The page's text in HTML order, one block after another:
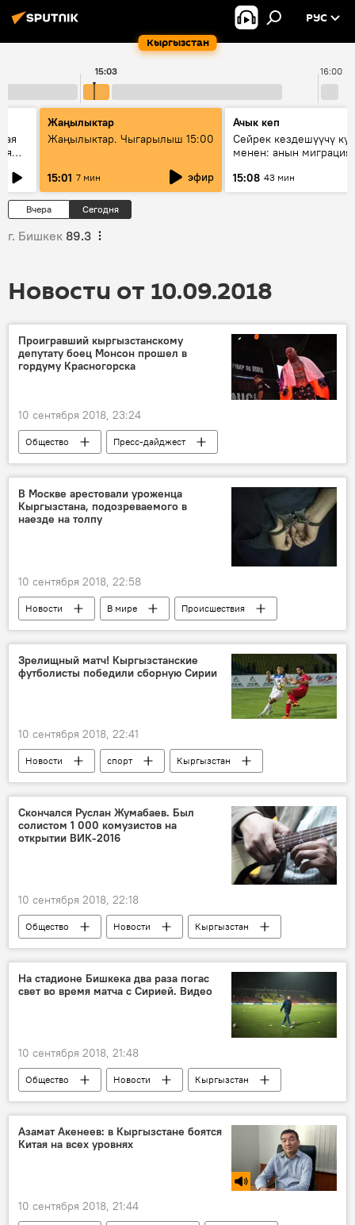
Кыргызстан
РУС
16:00
15:03
Жаңылыктар
Жаңылыктар. Чыгарылыш 15:00
15:01 7 мин эфир
Ачык кеп
Сейрек кездешүүчү
менен: анын
15:08 43 мин
Вчера Сегодня
г. Бишкек 89.3
Новости от 10.09.2018
Проигравший кыргызстанскому
депутату боец Монсон прошел в
гордуму Красногорска
10 сентября 2018, 23:24
Общество
Пресс-дайджест
Новости
В мире
Россия
Джефф Монсон
депутат избрание
В Москве арестовали уроженца
Кыргызстана, подозреваемого в
наезде на толпу
10 сентября 2018, 22:58
Новости В мире
Происшествия
Россия
Автонаезд на пешеходов в Москве
суд
наезд
гибель
кыргызстанец
Зрелищный матч! Кыргызстанские
футболисты победили сборную Сирии
10 сентября 2018, 22:41
Новости спорт
Кыргызстан
Бишкек
Сирия
победа
матч
стадион гол
Скончался Руслан Жумабаев. Был
солистом 1 000 комузистов на
открытии ВИК-2016
10 сентября 2018, 22:18
Общество Новости
Кыргызстан
Руслан Жумабаев
смерть комузист
На стадионе Бишкека два раза погас
свет во время матча c Сирией. Видео
10 сентября 2018, 21:48
Общество Новости
Кыргызстан
футбол
свет
Азамат Акенеев: в Кыргызстане боятся
Китая на всех уровнях
10 сентября 2018, 21:44